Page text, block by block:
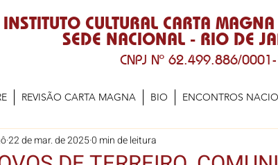
INSTITUTO CULTURAL CARTA
SEDE NACIONAL - RIO DE
CNPJ Nº 62.499.886/
REVISÃO CARTA MAGNA BIO ENCONTROS
22 de mar. de 20250 min de leitura